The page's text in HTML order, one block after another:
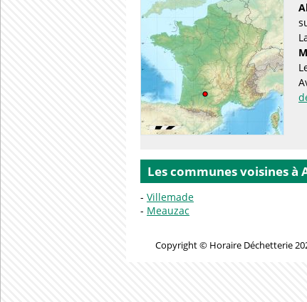
Les communes voisines à
Villemade
Meauzac
Copyright © Horaire Déchetterie